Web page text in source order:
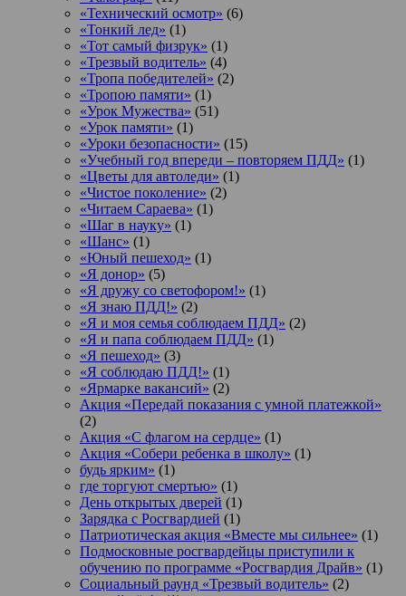
«Технический осмотр» (6)
«Тонкий лед» (1)
«Тот самый физрук» (1)
«Трезвый водитель» (4)
«Тропа победителей» (2)
«Тропою памяти» (1)
«Урок Мужества» (51)
«Урок памяти» (1)
«Уроки безопасности» (15)
«Учебный год впереди – повторяем ПДД» (1)
«Цветы для автоледи» (1)
«Чистое поколение» (2)
«Читаем Сараева» (1)
«Шаг в науку» (1)
«Шанс» (1)
«Юный пешеход» (1)
«Я донор» (5)
«Я дружу со светофором!» (1)
«Я знаю ПДД!» (2)
«Я и моя семья соблюдаем ПДД» (2)
«Я и папа соблюдаем ПДД» (1)
«Я пешеход» (3)
«Я соблюдаю ПДД!» (1)
«Ярмарке вакансий» (2)
Акция «Передай показания с умной платежкой»
(2)
Акция «С флагом на сердце» (1)
Акция «Собери ребенка в школу» (1)
будь ярким» (1)
где торгуют смертью» (1)
День открытых дверей (1)
Зарядка с Росгвардией (1)
Патриотическая акция «Вместе мы сильнее» (1)
Подмосковные росгвардейцы приступили к
обучению по программе «Росгвардия Драйв» (1)
Социальный раунд «Трезвый водитель» (2)